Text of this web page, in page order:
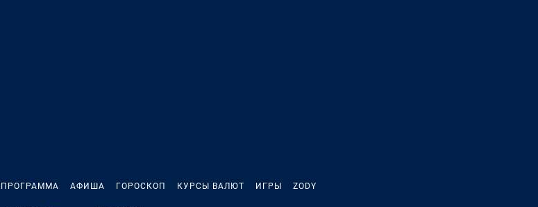
АФИША ГОРОСКОП КУРСЫ ВАЛЮТ ИГРЫ ZODY